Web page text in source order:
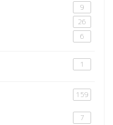
9
26
6
1
159
7